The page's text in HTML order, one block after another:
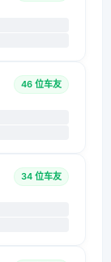
46 位车友
34 位车友